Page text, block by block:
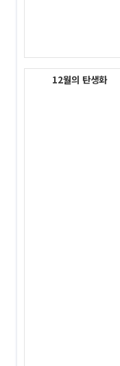
12월의 탄생화